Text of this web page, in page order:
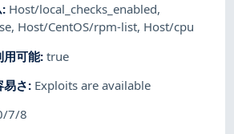
: Host/local_checks_enabled,
, Host/CentOS/rpm-list, Host/cpu
用可能:true
さ: Exploits are available
7/8